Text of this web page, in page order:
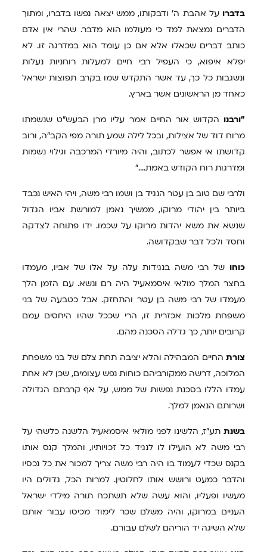
בדברו על אהבת ה' ודבקותו, ממש יצאה נפשו בדברו, ומתוך
הדברים נמצאת למד כי מעולמו הוא מדבר. שהרי אין אדם
כותב דברים שכאלו אלא אם כן עומד הוא במדרגה זו. לא
יפלא איפוא, כי העפיל רבי חיים למעלות רוחניות נעלות
ונשגבות כל כך, עד אשר התקדש שמו בקרב תפוצות ישראל
כאחד מן הראשונים אשר בארץ.
"ורבנו הקדוש אור החיים אמר עליו מרן הבעש"ט שנשמתו
מרוח דוד של אצילות, ובכל לילה שמע תורה מפי הקב"ה, ורוב
קדושתו אי אפשר לכתוב, והיה מיורדי המרכבה וגילוי נשמות
ומדרגות רוח הקודש באמת...."
ולרבי שם טוב בן עטר הנגיד בן ושמו רבי משה, ויהי האיש נכבד
ביותר בין יהודי מרוקו, ממשיך נאמן למורשת אביו הגדול
שנשא את משא יהדות מרוקו על שכמו. ידו פתוחה לצדקה
וחסד ולכל דבר שבקדושה.
כוחו של רבי משה בנגידות עלה על אלו של אביו, מעמדו
בחצר המלך מולאי איסמאעיל היה רם ונשא. עם הזמן הלך
מעמדו של רבי משה בן עטר והתחזק. אבל כטבעה של בני
משפחת מלכות אכזרית זו, הרי שככל שהיו היחסים עמם
קרובים יותר, כך גדלה הסכנה מהם.
צורת החיים המבהילה והלא יציבה תחת צלם של בני משפחת
המלוכה, דרשה ממקורביהם כוחות נפש עצומים, שכן לא אחת
עמדו הללו בסכנת נפשות של ממש, על אף קרבתם הגדולה
ושרותם הנאמן למלך.
בשנת תע"ז, הלשינו לפני מולאי איסמאעיל הלשנה כלשהי על
רבי משה לא הועילו לו לנגיד כל זכויותיו, והמלך קנס אותו
בקנס שכדי לעמוד בו היה רבי משה צריך למכור את כל נכסיו
והדבר כמעט ורושש אותו לחלוטין. למרות הכל, גדולים היו
מעשיו ופעליו, והוא עשה שלא תשתכח תורה מילדי ישראל
העניים במרוקו, והיה משלם שכר לימוד מכיסו עבור אותם
שלא השיגה יד הוריהם לשלם עבורם.